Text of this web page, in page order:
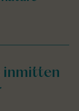
inmitten